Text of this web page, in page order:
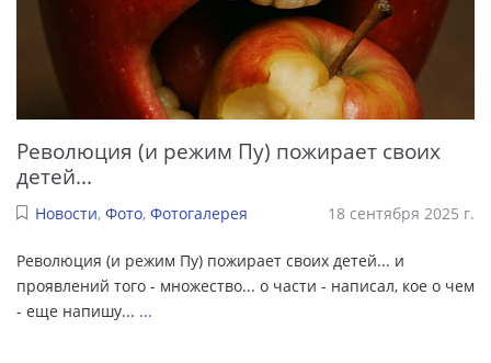
Революция (и режим Пу) пожирает своих
детей...
Новости, Фото, Фотогалерея 18 сентября 2025 г.
Революция (и режим Пу) пожирает своих детей... и
проявлений того - множество... о части - написал, кое о чем
- еще напишу... ...